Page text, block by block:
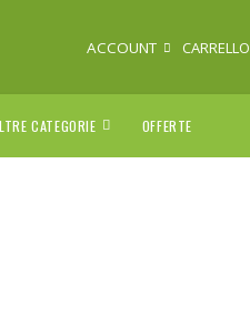
ACCOUNT CARRELLO
CATEGORIE OFFERTE